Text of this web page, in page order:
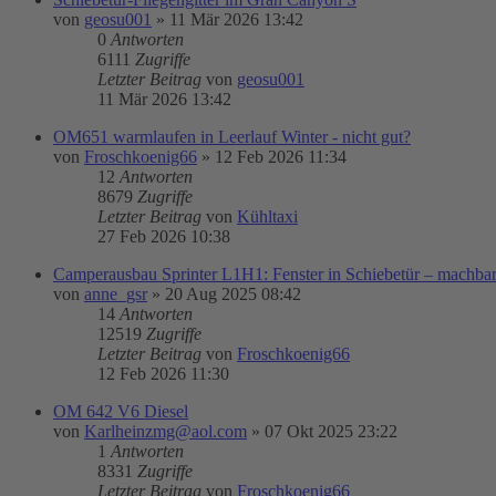
von geosu001 » 11 Mär 2026 13:42
0 Antworten
6111 Zugriffe
Letzter Beitrag von geosu001
11 Mär 2026 13:42
OM651 warmlaufen in Leerlauf Winter - nicht gut?
von Froschkoenig66 » 12 Feb 2026 11:34
12 Antworten
8679 Zugriffe
Letzter Beitrag von Kühltaxi
27 Feb 2026 10:38
Camperausbau Sprinter L1H1: Fenster in Schiebetür –
von anne_gsr » 20 Aug 2025 08:42
14 Antworten
12519 Zugriffe
Letzter Beitrag von Froschkoenig66
12 Feb 2026 11:30
OM 642 V6 Diesel
von Karlheinzmg@aol.com » 07 Okt 2025 23:22
1 Antworten
8331 Zugriffe
Letzter Beitrag von Froschkoenig66